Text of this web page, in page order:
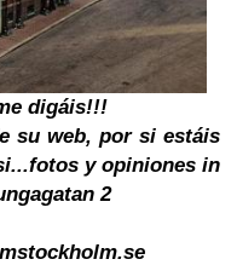
digáis!!!
su web, por si estáis
y opiniones in
2